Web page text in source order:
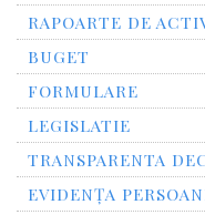
RAPOARTE DE
BUGET
FORMULARE
LEGISLATIE
TRANSPARENTA
EVIDENȚA